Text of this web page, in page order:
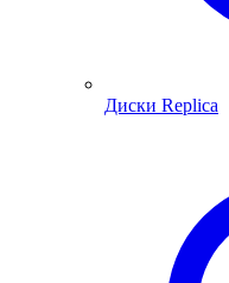
Диски Replica